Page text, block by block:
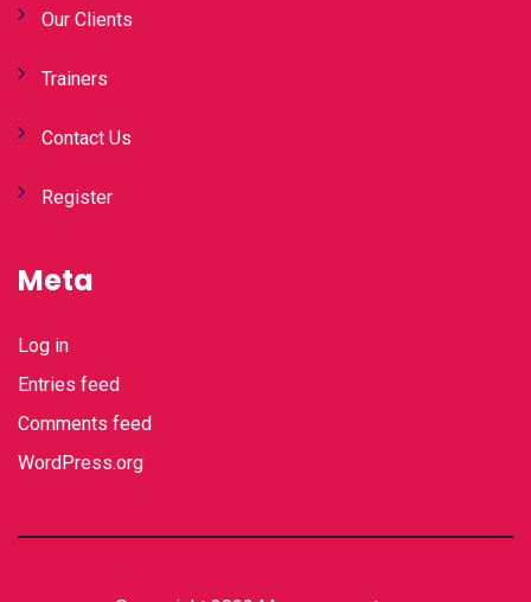
Our Clients
Trainers
Contact Us
Register
Meta
Log in
Entries feed
Comments feed
WordPress.org